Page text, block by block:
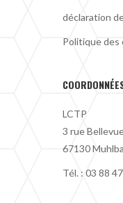
déclaration
Politique des
LCTP
3 rue
67130
Tél. : 03 88